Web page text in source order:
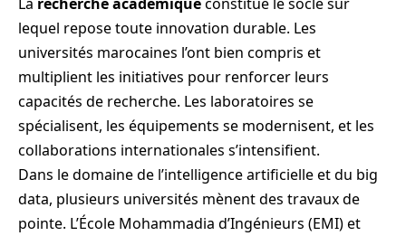
lequel repose toute innovation durable. Les
universités marocaines l’ont bien compris et
multiplient les initiatives pour renforcer leurs
capacités de recherche. Les laboratoires se
spécialisent, les équipements se modernisent, et les
collaborations internationales s’intensifient.
Dans le domaine de l’intelligence artificielle et du big
data, plusieurs universités mènent des travaux de
pointe. L’École Mohammadia d’Ingénieurs (EMI) et